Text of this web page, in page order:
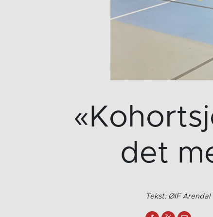
det
Tekst: ØIF Arendal